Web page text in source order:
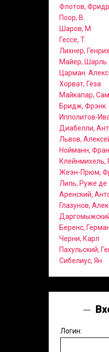
Флотов,
Поор, В.
Шаров, М.
Гессе, Т.
Лихнер, Генрих
Майер, Шарль
Царман.
Хорват, Геза
Майкапар,
Бридж, Фрэнк
Ипполитов-
Диабелли,
Львов,
Нойманн,
Клейнмихель,
Жеэн-Прюм,
Лиль, Руже де
Аренский,
Глазунов,
Беренс,
Черни, Карл
Пахульский,
Сибелиус, Ян
Логин: